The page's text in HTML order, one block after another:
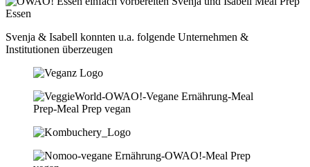
Svenja & Isabell konnten u.a. folgende Unternehmen &
Institutionen überzeugen